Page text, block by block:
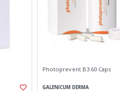
Photoprevent B3 60 Caps
GALENICUM DERMA